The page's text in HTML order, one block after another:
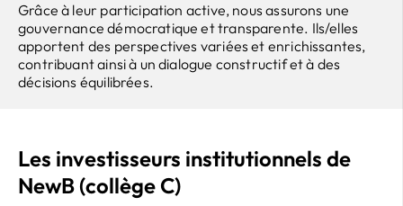
Grâce à leur participation active, nous assurons une
gouvernance démocratique et transparente. Ils/elles
apportent des perspectives variées et enrichissantes,
contribuant ainsi à un dialogue constructif et à des
décisions équilibrées.
Les investisseurs institutionnels de
NewB (collège C)